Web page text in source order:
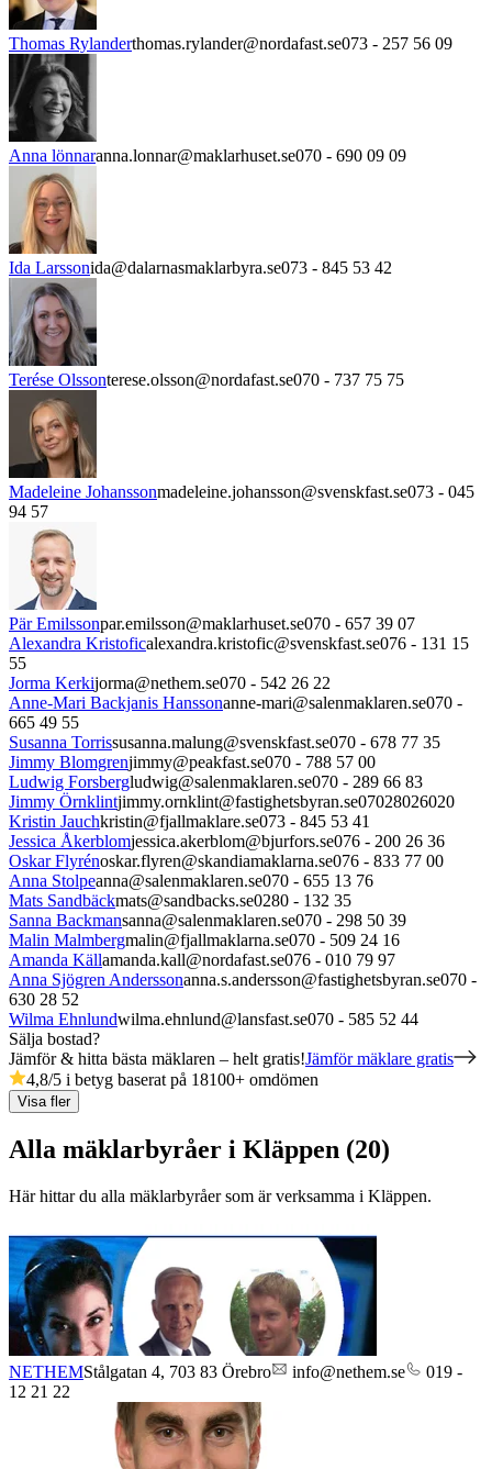
Thomas Rylanderthomas.rylander@nordafast.se073 - 257 56 09
Anna lönnaranna.lonnar@maklarhuset.se070 - 690 09 09
Ida Larssonida@dalarnasmaklarbyra.se073 - 845 53 42
Terése Olssonterese.olsson@nordafast.se070 - 737 75 75
Madeleine Johanssonmadeleine.johansson@svenskfast.se073 - 045
94 57
Pär Emilssonpar.emilsson@maklarhuset.se070 - 657 39 07
Alexandra Kristoficalexandra.kristofic@svenskfast.se076 - 131 15
55
Jorma Kerkijorma@nethem.se070 - 542 26 22
Anne-Mari Backjanis Hanssonanne-mari@salenmaklaren.se070 -
665 49 55
Susanna Torrissusanna.malung@svenskfast.se070 - 678 77 35
Jimmy Blomgrenjimmy@peakfast.se070 - 788 57 00
Ludwig Forsbergludwig@salenmaklaren.se070 - 289 66 83
Jimmy Örnklintjimmy.ornklint@fastighetsbyran.se07028026020
Kristin Jauchkristin@fjallmaklare.se073 - 845 53 41
Jessica Åkerblomjessica.akerblom@bjurfors.se076 - 200 26 36
Oskar Flyrénoskar.flyren@skandiamaklarna.se076 - 833 77 00
Anna Stolpeanna@salenmaklaren.se070 - 655 13 76
Mats Sandbäckmats@sandbacks.se0280 - 132 35
Sanna Backmansanna@salenmaklaren.se070 - 298 50 39
Malin Malmbergmalin@fjallmaklarna.se070 - 509 24 16
Amanda Källamanda.kall@nordafast.se076 - 010 79 97
Anna Sjögren Anderssonanna.s.andersson@fastighetsbyran.se070 -
630 28 52
Wilma Ehnlundwilma.ehnlund@lansfast.se070 - 585 52 44
Sälja bostad?
Jämför & hitta bästa mäklaren – helt gratis!Jämför mäklare gratis
4,8/5 i betyg baserat på 18100+ omdömen
Visa fler
Alla mäklarbyråer i Kläppen (20)
Här hittar du alla mäklarbyråer som är verksamma i Kläppen.
NETHEMStålgatan 4, 703 83 Örebro info@nethem.se
019 -
12 21 22